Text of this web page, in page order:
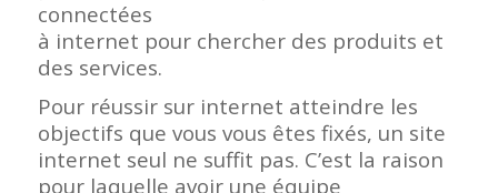
connectées
à internet pour chercher des produits et
des services.
Pour réussir sur internet atteindre les
objectifs que vous vous êtes fixés, un site
internet seul ne suffit pas. C’est la raison
pour laquelle avoir une équipe